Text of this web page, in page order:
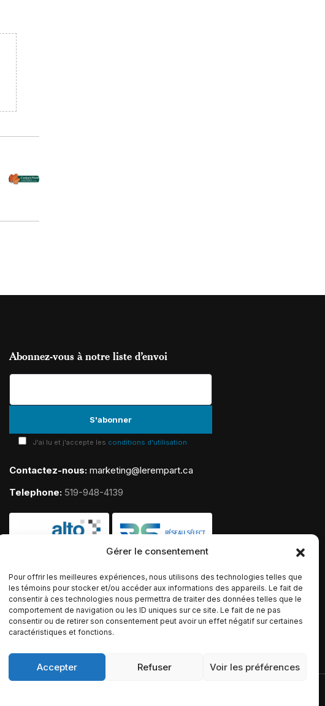
Gérer le consentement
Pour offrir les meilleures expériences, nous utilisons des technologies telles que
les témoins pour stocker et/ou accéder aux informations des appareils. Le fait de
consentir à ces technologies nous permettra de traiter des données telles que le
comportement de navigation ou les ID uniques sur ce site. Le fait de ne pas
consentir ou de retirer son consentement peut avoir un effet négatif sur certaines
caractéristiques et fonctions.
Accepter Refuser Voir les préférences
Abonnez-vous à notre liste d’envoi
J'ai lu et j'accepte les conditions d'utilisation
Contactez-nous: marketing@lerempart.ca
Telephone: 519-948-4139